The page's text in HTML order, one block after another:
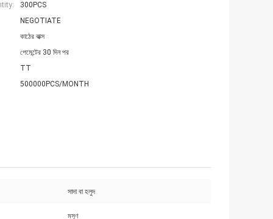
300PCS
NEGOTIATE
কাঠের বাক্স
পেমেন্টের 30 দিন পর
TT
500000PCS/MONTH
সাদা বা হলুদ
মসৃণ